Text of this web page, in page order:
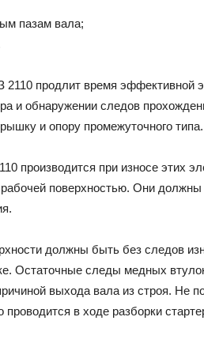
пазам вала;
продлит время эффективной
и обнаружении следов
и опору промежуточного типа.
производится при износе этих
поверхностью. Они должны
должны быть без следов
Остаточные следы медных
выхода вала из строя. Не
в ходе разборки